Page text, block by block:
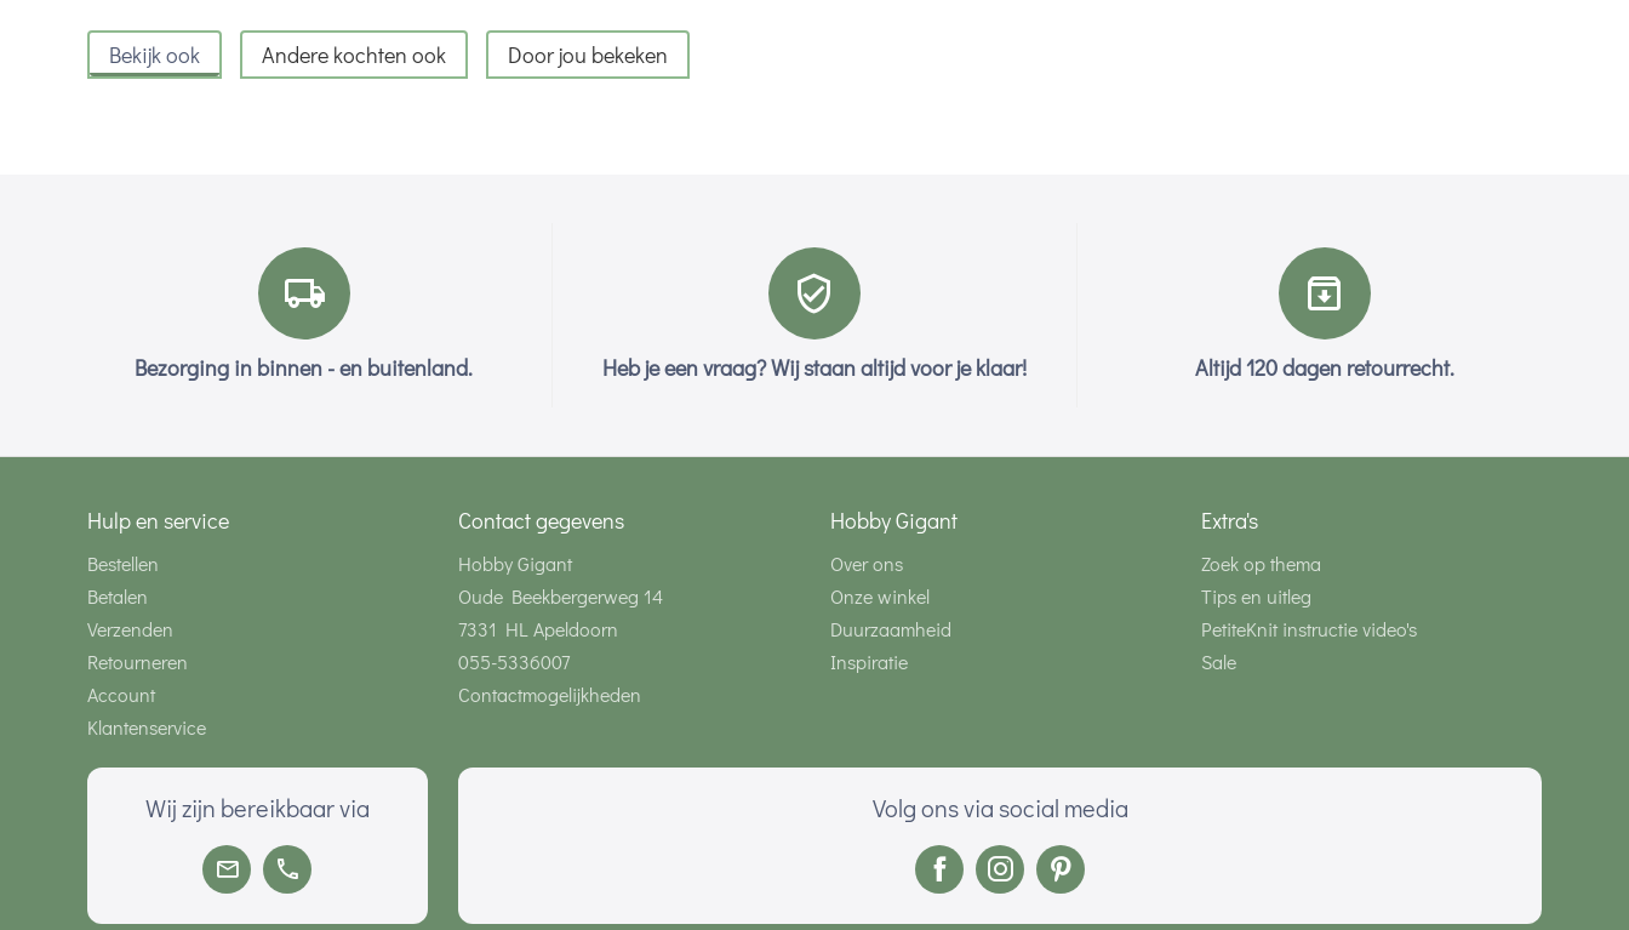
Bekijk ook Andere kochten ook Door jou bekeken
Bezorging in binnen - en buitenland. Heb je een vraag? Wij staan altijd voor je klaar! Altijd 120 dagen retourrecht.
Hulp en service
Bestellen
Betalen
Verzenden
Retourneren
Account
Klantenservice
Contact gegevens
Hobby Gigant
Oude Beekbergerweg 14
7331 HL Apeldoorn
055-5336007
Contactmogelijkheden
Hobby Gigant
Over ons
Onze winkel
Duurzaamheid
Inspiratie
Extra's
Zoek op thema
Tips en uitleg
PetiteKnit instructie video's
Sale
Wij zijn bereikbaar via Volg ons via social media